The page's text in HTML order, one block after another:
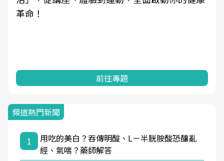
革命！
前往專題
頻道熱門新聞
1
用吃的美白？吞傳明酸、L－半胱胺酸恐釀亂
經、氣喘？藥師解答